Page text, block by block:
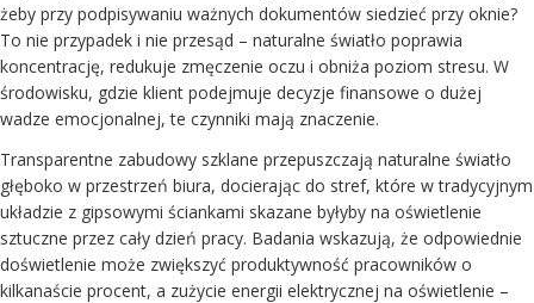
żeby przy podpisywaniu ważnych dokumentów siedzieć przy oknie?
To nie przypadek i nie przesąd – naturalne światło poprawia
koncentrację, redukuje zmęczenie oczu i obniża poziom stresu. W
środowisku, gdzie klient podejmuje decyzje finansowe o dużej
wadze emocjonalnej, te czynniki mają znaczenie.
Transparentne zabudowy szklane przepuszczają naturalne światło
głęboko w przestrzeń biura, docierając do stref, które w tradycyjnym
układzie z gipsowymi ściankami skazane byłyby na oświetlenie
sztuczne przez cały dzień pracy. Badania wskazują, że odpowiednie
doświetlenie może zwiększyć produktywność pracowników o
kilkanaście procent, a zużycie energii elektrycznej na oświetlenie –